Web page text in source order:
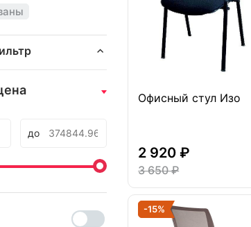
до
Офисный стул Изо
2 920 ₽
3 650 ₽
-15%